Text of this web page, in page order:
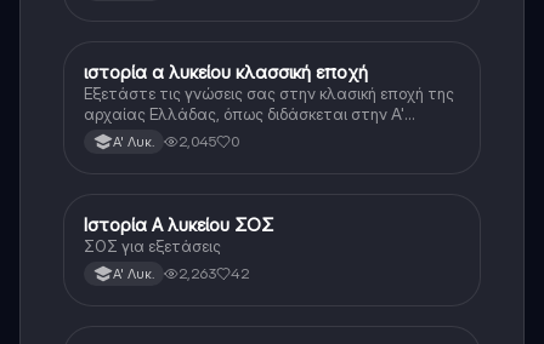
Ιστορία
ιστορία α λυκείου κλασσική εποχή
Εξετάστε τις γνώσεις σας στην κλασική εποχή της
αρχαίας Ελλάδας, όπως διδάσκεται στην Α'
Λυκείου.
Α' Λυκ. 2,045 0
Ιστορία
Ιστορία Α λυκείου ΣΟΣ
ΣΟΣ για εξετάσεις
Α' Λυκ. 2,263 42